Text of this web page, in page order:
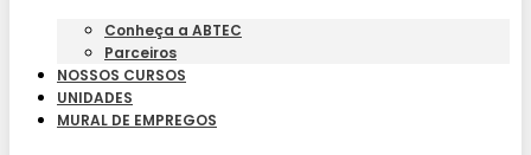
Conheça a ABTEC
Parceiros
NOSSOS CURSOS
UNIDADES
MURAL DE EMPREGOS